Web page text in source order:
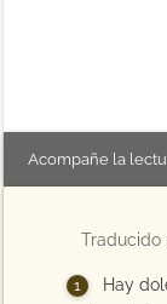
Acompañe la
Traducido
Hay